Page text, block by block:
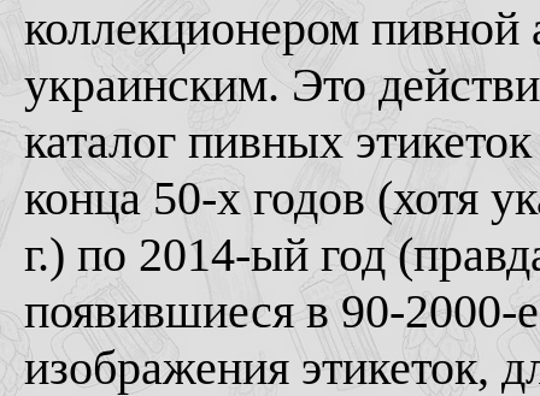
коллекционером пивной
украинским. Это
каталог пивных
конца 50-х годов (хотя
г.) по 2014-ый год
появившиеся в 90-2000-
изображения этикеток,